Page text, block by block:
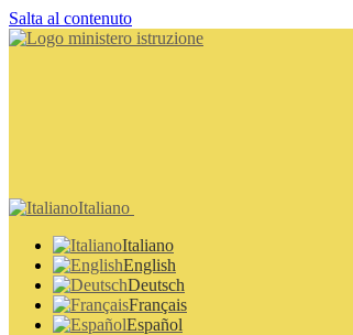
Salta al contenuto
Italiano
Italiano
English
Deutsch
Français
Español